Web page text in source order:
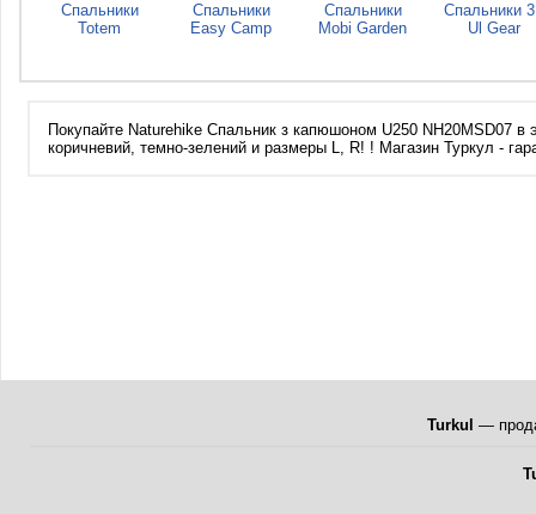
Спальники
Totem
Спальники
Easy Camp
Спальники
Mobi Garden
Спальники
Ul Gear
Покупайте Naturehike Спальник з капюшоном U250 NH20MSD07 в
коричневий, темно-зелений и размеры L, R! ! Магазин Туркул -
Turkul —